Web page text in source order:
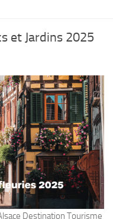
et Jardins 2025
Destination Tourisme